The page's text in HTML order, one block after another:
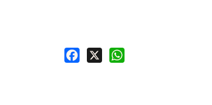
Facebook